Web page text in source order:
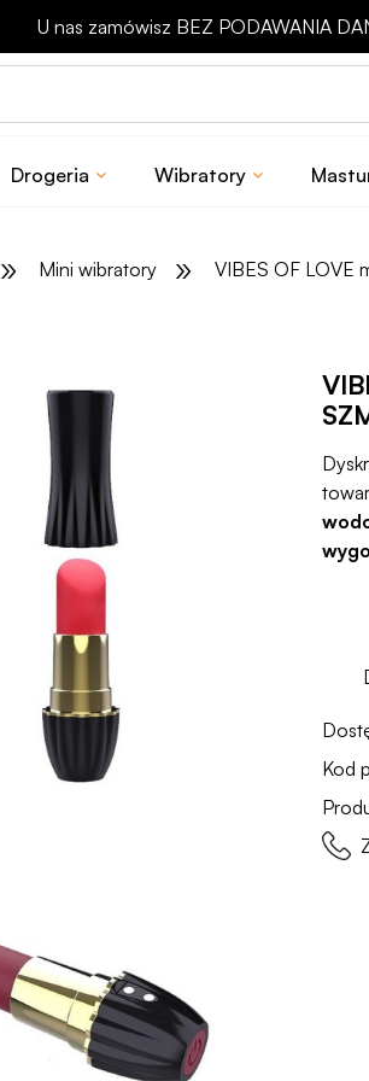
Odbierz rabat 15 zł na
Drogeria Wibratory
» Mini wibratory » VIBES OF LOVE
Kod